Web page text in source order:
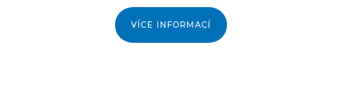
VÍCE INFORMACÍ